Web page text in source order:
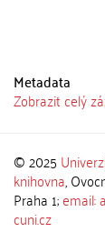
Metadata
Zobrazit celý
© 2025
knihovna,
Praha 1;email:
cuni.cz